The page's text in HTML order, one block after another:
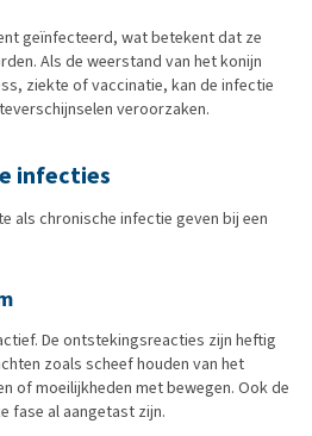
geïnfecteerd, wat betekent dat ze
Als de weerstand van het konijn
ziekte of vaccinatie, kan de infectie
veroorzaken.
infecties
als chronische infectie geven bij een
De ontstekingsreacties zijn heftig
zoals scheef houden van het
of moeilijkheden met bewegen. Ook de
fase al aangetast zijn.